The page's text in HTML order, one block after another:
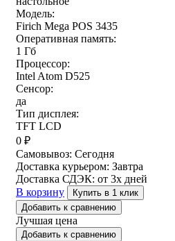
Модель:
Firich Mega POS 3435
Оперативная память:
1 Гб
Процессор:
Intel Atom D525
Сенсор:
да
Тип дисплея:
TFT LCD
0 ₽
Самовывоз: Сегодня
Доставка курьером: Завтра
Доставка СДЭК: от 3х дней
В корзину
Купить в 1 клик
Добавить к сравнению
Лучшая цена
Добавить к сравнению